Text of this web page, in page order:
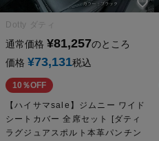
Dotty ダティ
通常価格 ¥81,257のところ
価格 ¥73,131税込
10％OFF
【ハイサマsale】ジムニー ワイド
シートカバー 全席セット [ダティ
ラグジュアスポルト本革パンチン